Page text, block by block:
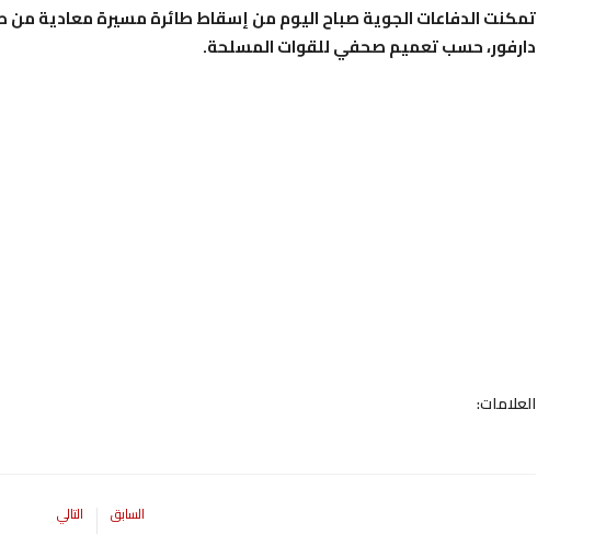
دارفور، حسب تعميم صحفي للقوات المسلحة.
العلامات:
السابق التالي